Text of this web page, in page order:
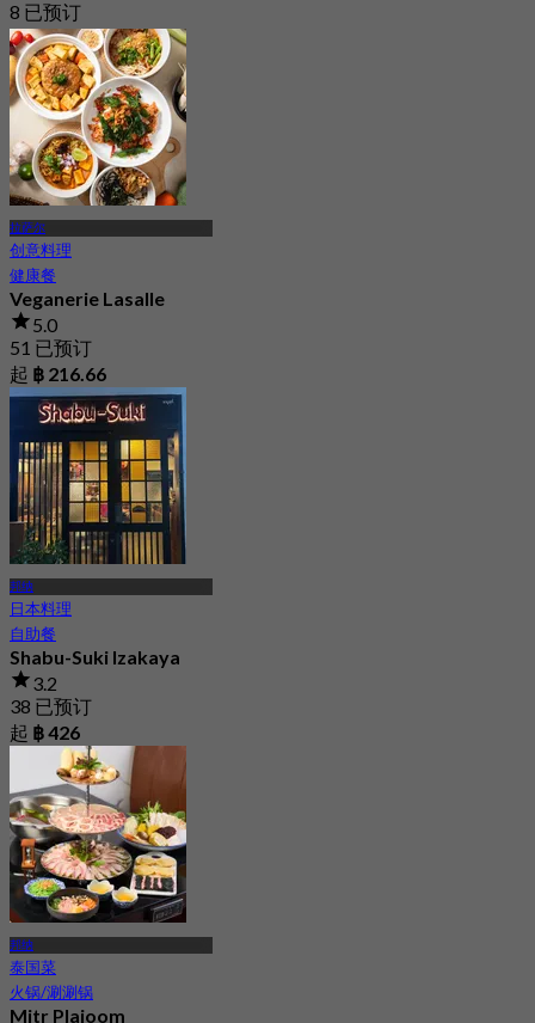
8 已预订
起฿ 350
拉萨尔
创意料理
健康餐
Veganerie Lasalle
5.0
51 已预订
起 ฿ 216.66
邦纳
日本料理
自助餐
Shabu-Suki Izakaya
3.2
38 已预订
起 ฿ 426
邦纳
泰国菜
火锅/涮涮锅
Mitr Plajoom